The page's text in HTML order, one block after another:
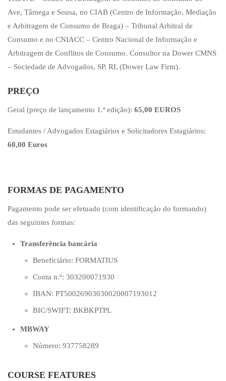
Ave, Tâmega e Sousa, no CIAB (Centro de Informação, Mediação
e Arbitragem de Consumo de Braga) – Tribunal Arbitral de
Consumo e no CNIACC – Centro Nacional de Informação e
Arbitragem de Conflitos de Consumo. Consultor na Dower CMNS
– Sociedade de Advogados, SP, RL (Dower Law Firm).
PREÇO
Geral (preço de lançamento 1.ª edição): 65,00 EUROS
Estudantes / Advogados Estagiários e Solicitadores Estagiários:
60,00 Euros
FORMAS DE PAGAMENTO
Pagamento pode ser efetuado (com identificação do formando)
das seguintes formas:
Transferência bancária
Beneficiário: FORMATIUS
Conta n.º: 303200071930
IBAN: PT50026903030020007193012
BIC/SWIFT: BKBKPTPL
MBWAY
Número: 937758289
COURSE FEATURES